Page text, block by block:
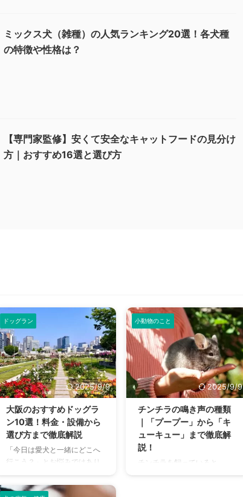
ミックス犬（雑種）の人気ランキング20選！各犬種
の特徴や性格は？
【専門家監修】安くて安全なキャットフードの見分け
方｜おすすめ16選と選び方
ドッグラン
2025/9/9
大阪のおすすめドッグラ
ン10選！料金・設備から
選び方まで徹底解説
「今日は愛犬と一緒にどこへ
行こう？」とお悩みではあり
ませんか？大阪には、広大な
敷地でのびのびと遊べるドッ
小動物のこと
2025/9/9
チンチラの鳴き声の種類
｜「プープー」から「キ
ューキュー」まで徹底解
説！
チンチラを飼っていると、
「プープー」「キューキュ